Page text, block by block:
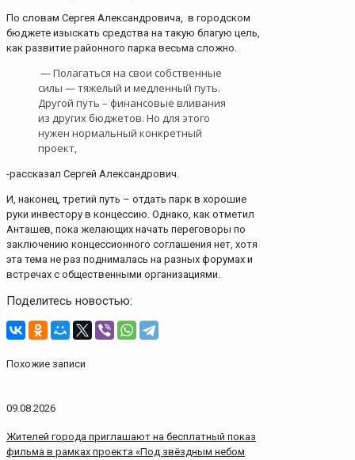
По словам Сергея Александровича, в городском
бюджете изыскать средства на такую благую цель,
как развитие районного парка весьма сложно.
— Полагаться на свои собственные
силы — тяжелый и медленный путь.
Другой путь – финансовые вливания
из других бюджетов. Но для этого
нужен нормальный конкретный
проект,
-рассказал Сергей Александрович.
И, наконец, третий путь – отдать парк в хорошие
руки инвестору в концессию. Однако, как отметил
Анташев, пока желающих начать переговоры по
заключению концессионного соглашения нет, хотя
эта тема не раз поднималась на разных форумах и
встречах с общественными организациями.
Поделитесь новостью:
Похожие записи
09.08.2026
Жителей города приглашают на бесплатный показ
фильма в рамках проекта «Под звёздным небом